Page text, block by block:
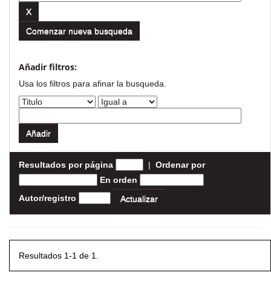
Comenzar nueva busqueda
Añadir filtros:
Usa los filtros para afinar la busqueda.
Resultados por página | Ordenar por
En orden
Autor/registro
Resultados 1-1 de 1.